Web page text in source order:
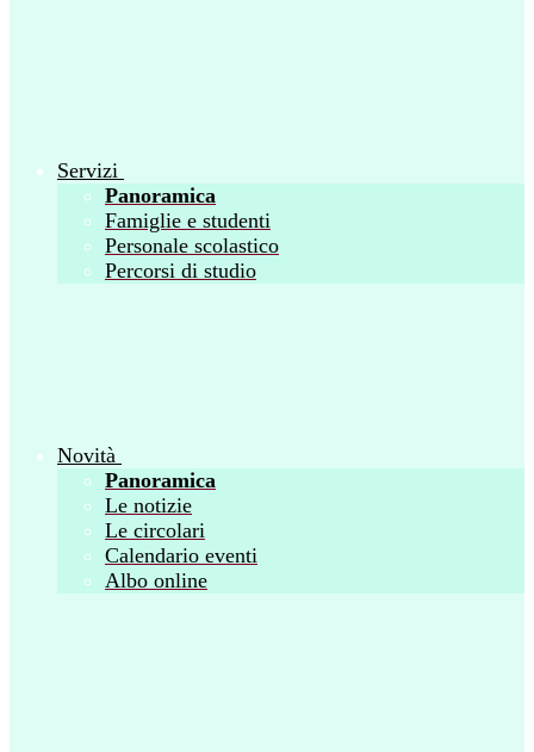
Servizi
Panoramica
Famiglie e studenti
Personale scolastico
Percorsi di studio
Novità
Panoramica
Le notizie
Le circolari
Calendario eventi
Albo online